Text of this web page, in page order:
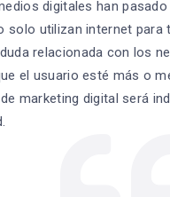
digitales han
solo utilizan internet para
relacionada con los
el usuario esté más o
marketing digital será